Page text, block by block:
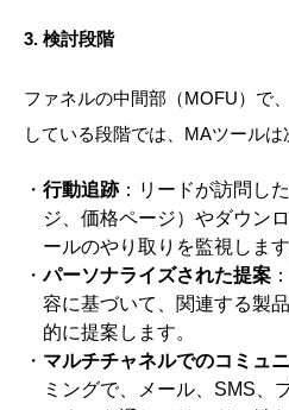
3. 検討段階
ファネルの中間部（MOFU）で
している段階では、MAツールは
行動追跡：リードが訪問し
ジ、価格ページ）やダウン
ールのやり取りを監視します
パーソナライズされた提案
容に基づいて、関連する製
的に提案します。
マルチチャネルでのコミュ
ミングで、メール、SMS、